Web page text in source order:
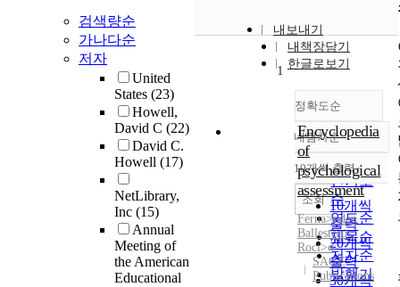
검색량순
가나다순
저자
United
States (23)
Howell,
David C (22)
David C.
Howell (17)
NetLibrary,
Inc (15)
Annual
Meeting of
the American
Educational
내보내기
내책장담기
한글로보기
정확도순
정확도
순
인기도
순
연도순
제목순
저자순
발행기
내림차순
내림차순
10개씩 출력
10개씩
출력
20개씩
출력
30개씩
조회
1
Encyclopedia
of
psychological
assessment
Ferna>ndez
Ballesteros,
Roci>o
SAGE
Publications